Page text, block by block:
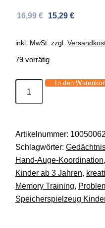
Ursprünglicher
war:
16,99 €
Aktueller
ist:
15,29 €
inkl. MwSt. zzgl.
79 vorrätig
Memory-
Spielzeug
DE.
Menge
In den
Artikelnummer:
Schlagwörter:
Hand-Auge-Koordination,
Kinder ab 3 Jahren,
Memory Training,
Speicherspielzeug